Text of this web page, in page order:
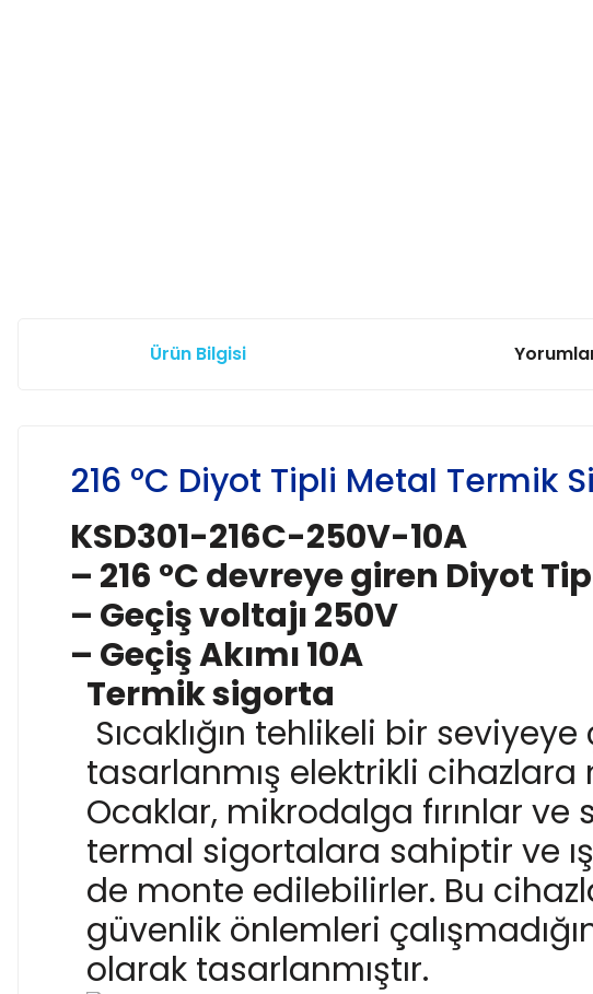
Ürün Bilgisi
216 °C Diyot Tipli Metal Termik
KSD301-216C-250V-10A
– 216 °C devreye giren Diyot
– Geçiş voltajı 250V
– Geçiş Akımı 10A
Termik sigorta
Sıcaklığın tehlikeli bir
tasarlanmış elektrikli cihazlara
Ocaklar, mikrodalga fırınlar ve
termal sigortalara sahiptir ve
de monte edilebilirler. Bu
güvenlik önlemleri
olarak tasarlanmıştır.